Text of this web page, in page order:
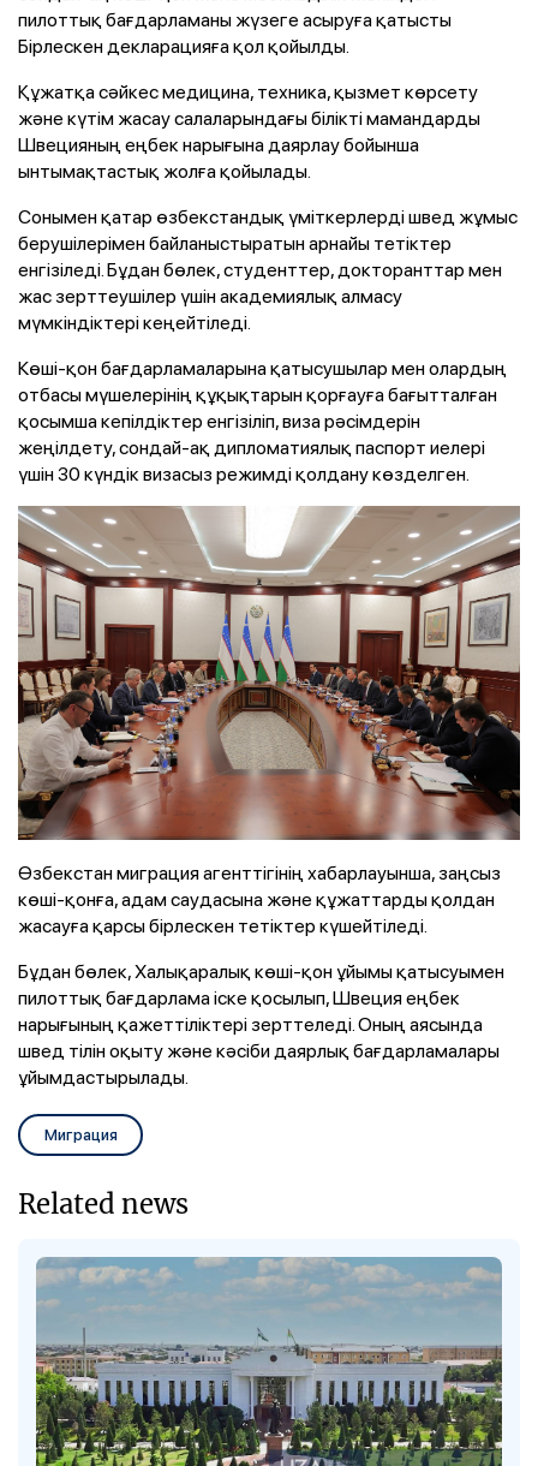
пилоттық бағдарламаны жүзеге асыруға қатысты
Бірлескен декларацияға қол қойылды.
Құжатқа сәйкес медицина, техника, қызмет көрсету
және күтім жасау салаларындағы білікті мамандарды
Швецияның еңбек нарығына даярлау бойынша
ынтымақтастық жолға қойылады.
Сонымен қатар өзбекстандық үміткерлерді швед жұмыс
берушілерімен байланыстыратын арнайы тетіктер
енгізіледі. Бұдан бөлек, студенттер, докторанттар мен
жас зерттеушілер үшін академиялық алмасу
мүмкіндіктері кеңейтіледі.
Көші-қон бағдарламаларына қатысушылар мен олардың
отбасы мүшелерінің құқықтарын қорғауға бағытталған
қосымша кепілдіктер енгізіліп, виза рәсімдерін
жеңілдету, сондай-ақ дипломатиялық паспорт иелері
үшін 30 күндік визасыз режимді қолдану көзделген.
Өзбекстан миграция агенттігінің хабарлауынша, заңсыз
көші-қонға, адам саудасына және құжаттарды қолдан
жасауға қарсы бірлескен тетіктер күшейтіледі.
Бұдан бөлек, Халықаралық көші-қон ұйымы қатысуымен
пилоттық бағдарлама іске қосылып, Швеция еңбек
нарығының қажеттіліктері зерттеледі. Оның аясында
швед тілін оқыту және кәсіби даярлық бағдарламалары
ұйымдастырылады.
Миграция
Related news